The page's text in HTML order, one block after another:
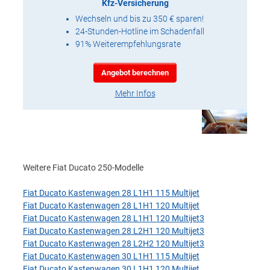
Kfz-Versicherung
Wechseln und bis zu 350 € sparen!
24-Stunden-Hotline im Schadenfall
91% Weiterempfehlungsrate
Angebot berechnen
Mehr Infos
Weitere Fiat Ducato 250-Modelle
Fiat Ducato Kastenwagen 28 L1H1 115 Multijet
Fiat Ducato Kastenwagen 28 L1H1 120 Multijet
Fiat Ducato Kastenwagen 28 L1H1 120 Multijet3
Fiat Ducato Kastenwagen 28 L2H1 120 Multijet3
Fiat Ducato Kastenwagen 28 L2H2 120 Multijet3
Fiat Ducato Kastenwagen 30 L1H1 115 Multijet